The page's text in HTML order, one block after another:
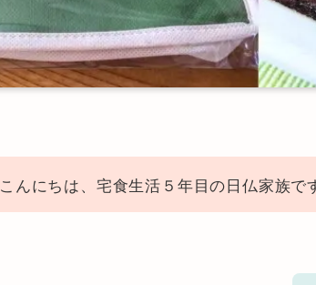
こんにちは、宅食生活５年目の日仏家族で